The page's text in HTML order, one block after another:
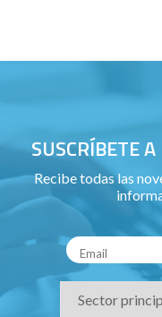
SUSCRÍBETE
Recibe todas las